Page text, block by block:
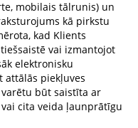
mobilais tālrunis) un
kā pirkstu
kad Klients
vai izmantojot
elektronisku
attālās piekļuves
būt saistīta ar
cita veida ļaunprātīgu